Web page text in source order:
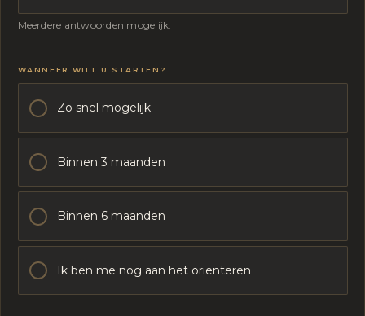
Meerdere antwoorden mogelijk.
O
N
S
WANNEER WILT U STARTEN?
Zo snel mogelijk
Binnen 3 maanden
Binnen 6 maanden
Ik ben me nog aan het oriënteren